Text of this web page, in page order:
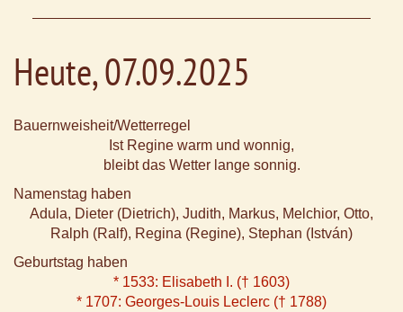
Heute, 07.09.2025
Bauernweisheit/Wetterregel
Ist Regine warm und wonnig,
bleibt das Wetter lange sonnig.
Namenstag haben
Adula, Dieter (Dietrich), Judith, Markus, Melchior, Otto,
Ralph (Ralf), Regina (Regine), Stephan (István)
Geburtstag haben
* 1533: Elisabeth I. († 1603)
* 1707: Georges-Louis Leclerc († 1788)